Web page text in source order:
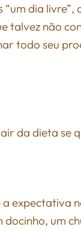
dia
talvez não
todo seu
da dieta se
expectativa
docinho, um